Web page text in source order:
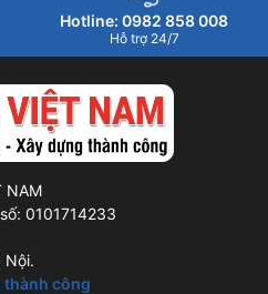
Hotline: 0982 858 008
Hỗ trợ 24/7
NAM
0101714233
Nội.
thành công